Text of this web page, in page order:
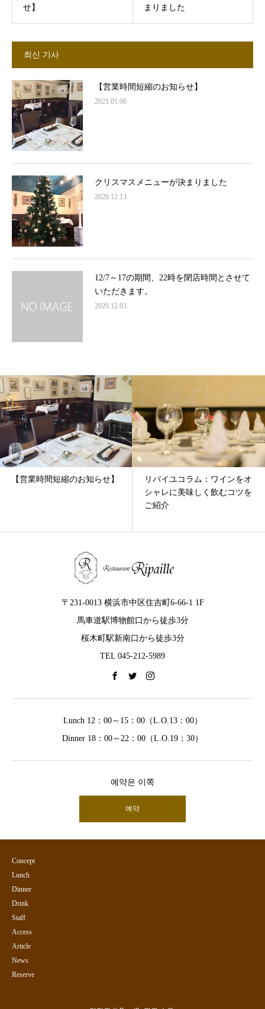
せ】
まりました
최신 기사
【営業時間短縮のお知らせ】
2021.01.06
クリスマスメニューが決まりました
2020.12.13
12/7～17の期間、22時を閉店時間とさせて
いただきます。
2020.12.03
【営業時間短縮のお知らせ】
リパイユコラム：ワインをオ
シャレに美味しく飲むコツを
ご紹介
〒231-0013 横浜市中区住吉町6-66-1 1F
馬車道駅博物館口から徒歩3分
桜木町駅新南口から徒歩3分
TEL 045-212-5989
Lunch 12：00～15：00（L.O.13：00）
Dinner 18：00～22：00（L.O.19：30）
예약은 이쪽
예약
Concept
Lunch
Dinner
Drink
Staff
Access
Article
News
Reserve